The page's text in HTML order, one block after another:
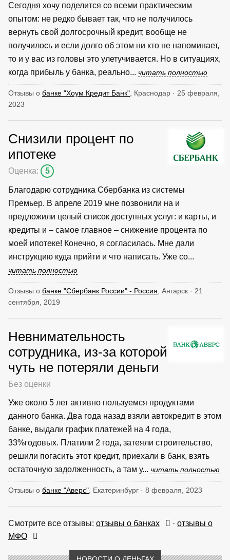
Сегодня хочу поделится со всеми практическим
опытом: не редко бывает так, что не получилось
вернуть свой долгосрочный кредит, вообще не
получилось и если долго об этом ни кто не напоминает,
то и у вас из головы это улетучивается. Но в ситуациях,
когда прибыль у банка, реально... читать полностью
Отзывы о банке "Хоум Кредит Банк" , Краснодар · 25 февраля,
2023
Снизили процент по
ипотеке
Оценка: 5
Благодарю сотрудника Сбербанка из системы
Премьер. В апреле 2019 мне позвонили на и
предложили целый список доступных услуг: и карты, и
кредиты и – самое главное – снижение процента по
моей ипотеке! Конечно, я согласилась. Мне дали
инструкцию куда прийти и что написать. Уже со...
читать полностью
Отзывы о банке "Сбербанк России" - Россия , Ангарск · 21
сентября, 2019
Невнимательность
сотрудника, из-за которой
чуть не потеряли деньги
Без оценки
Уже около 5 лет активно пользуемся продуктами
данного банка. Два года назад взяли автокредит в этом
банке, выдали график платежей на 4 года,
33%годовых. Платили 2 года, затеяли строительство,
решили погасить этот кредит, приехали в банк, взять
остаточную задолженность, а там у... читать полностью
Отзывы о банке "Аверс" , Екатеринбург · 8 февраля, 2023
Смотрите все отзывы: отзывы о банках · отзывы о
МФО